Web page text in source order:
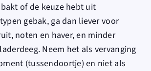
of de keuze hebt uit
gebak, ga dan liever voor
noten en haver, en minder
Neem het als vervanging
(tussendoortje) en niet als